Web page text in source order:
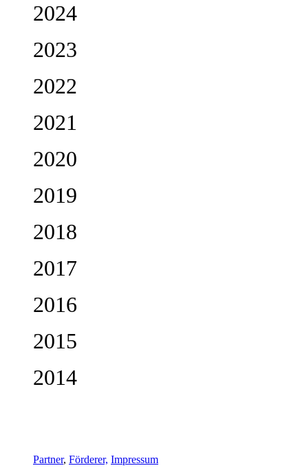
2024
2023
2022
2021
2020
2019
2018
2017
2016
2015
2014
Partner, Förderer, Impressum